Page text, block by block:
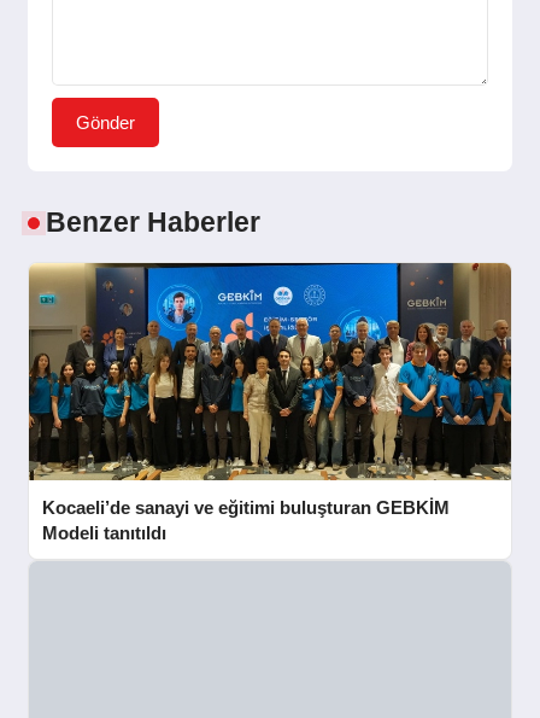
Gönder
Benzer Haberler
Kocaeli’de sanayi ve eğitimi buluşturan GEBKİM
Modeli tanıtıldı